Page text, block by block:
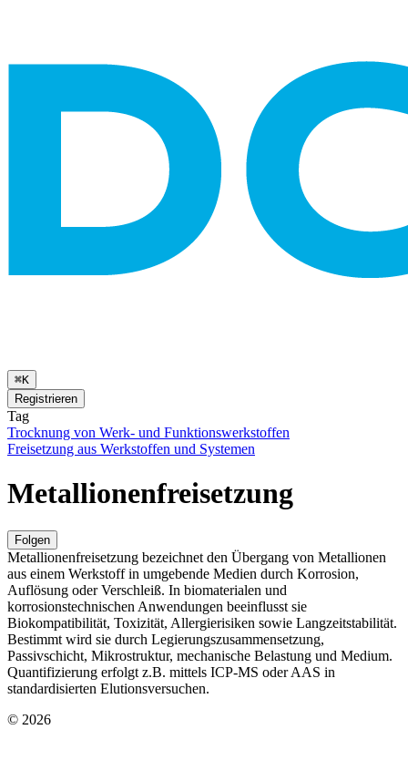
⌘K
Registrieren
Tag
Trocknung von Werk- und Funktionswerkstoffen
Freisetzung aus Werkstoffen und Systemen
Metallionenfreisetzung
Folgen
Metallionenfreisetzung bezeichnet den Übergang von Metallionen
aus einem Werkstoff in umgebende Medien durch Korrosion,
Auflösung oder Verschleiß. In biomaterialen und
korrosionstechnischen Anwendungen beeinflusst sie
Biokompatibilität, Toxizität, Allergierisiken sowie Langzeitstabilität.
Bestimmt wird sie durch Legierungszusammensetzung,
Passivschicht, Mikrostruktur, mechanische Belastung und Medium.
Quantifizierung erfolgt z.B. mittels ICP‑MS oder AAS in
standardisierten Elutionsversuchen.
© 2026